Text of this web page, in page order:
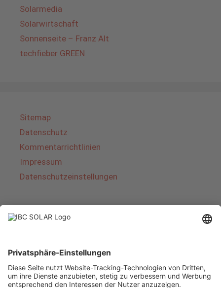
Solarmedia
Solarwirtschaft
Sonnenseite – Franz Alt
techfieber GREEN
Sitemap
Datenschutz
Kommentarrichtlinien
Impressum
Datenschutzeinstellungen
Über IBC SOLAR
von Energielösungen und Dienstleistungen im
Bereich Photovoltaik und Speicher. Das
Unternehmen bietet Komplettsysteme an und